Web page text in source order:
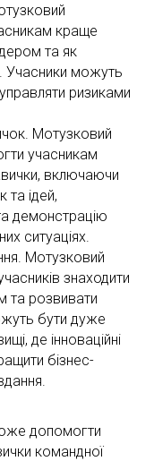
краще
та як
Учасники можуть
ризиками
Мотузковий
учасникам
включаючи
ідей,
демонстрацію
ситуаціях.
Мотузковий
знаходити
та розвивати
бути дуже
де інноваційні
бізнес-
допомогти
командної